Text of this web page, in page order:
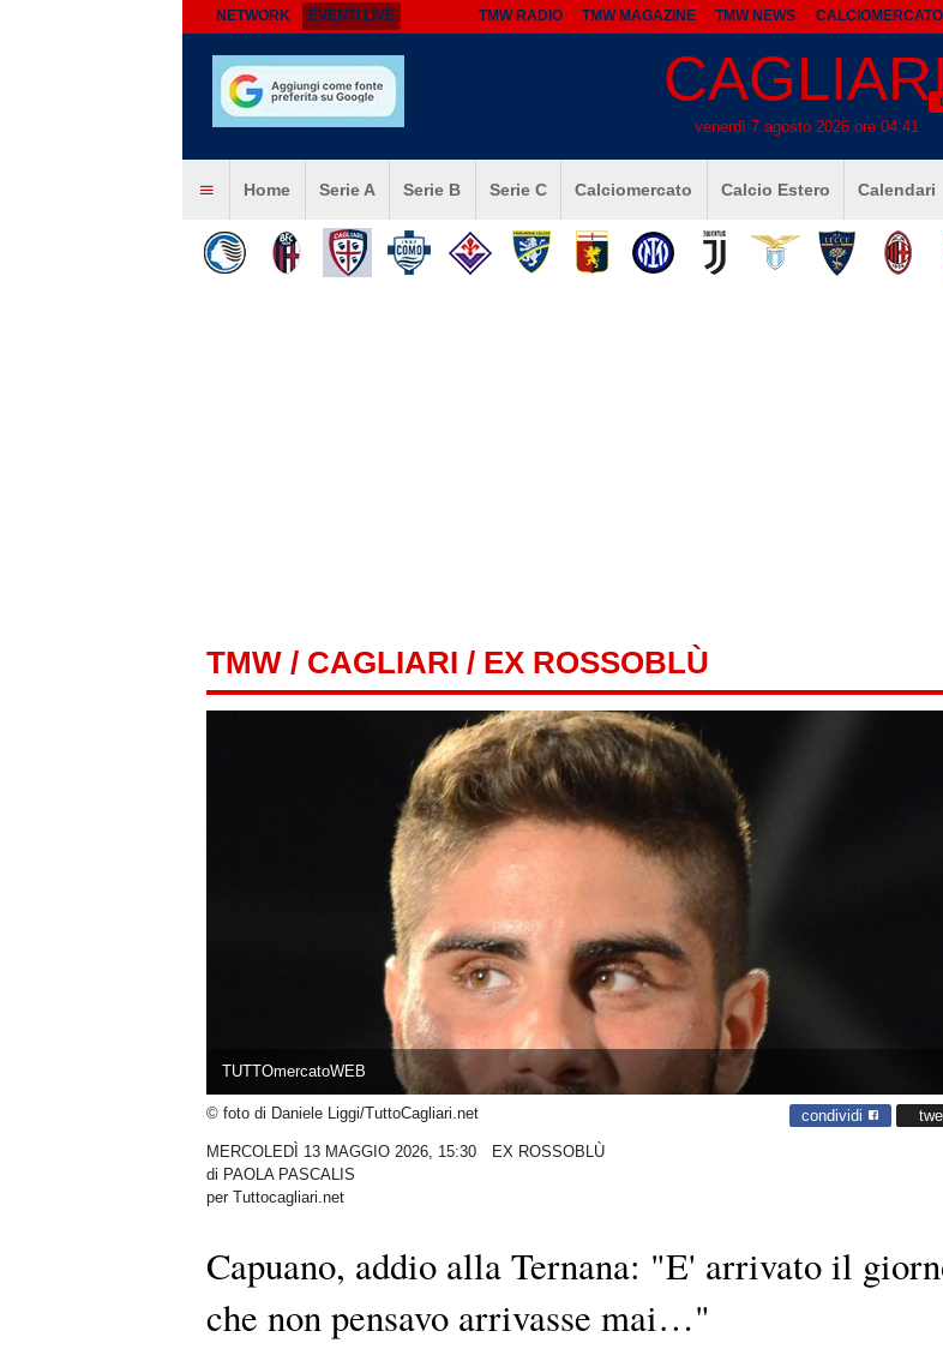
NETWORK EVENTI LIVE TMW RADIO TMW MAGAZINE TMW NEWS
venerdì 7 agosto 2026 ore 04:41
Home Serie A Serie B Serie C Calciomercato Calcio Estero Calendari
TMW / CAGLIARI / EX ROSSOBLÙ
TUTTOmercatoWEB
© foto di Daniele Liggi/TuttoCagliari.net condividi
MERCOLEDÌ 13 MAGGIO 2026, 15:30
EX ROSSOBLÙ
di PAOLA PASCALIS
per Tuttocagliari.net
Capuano, addio alla Ternana: "E' arrivato il
che non pensavo arrivasse mai…"